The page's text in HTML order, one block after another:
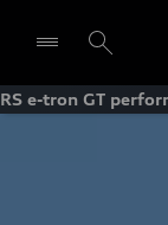
RS e-tron GT